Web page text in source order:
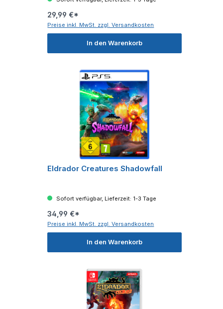
29,99 €*
Preise inkl. MwSt. zzgl. Versandkosten
In den Warenkorb
Eldrador Creatures Shadowfall
Sofort verfügbar, Lieferzeit: 1-3 Tage
34,99 €*
Preise inkl. MwSt. zzgl. Versandkosten
In den Warenkorb